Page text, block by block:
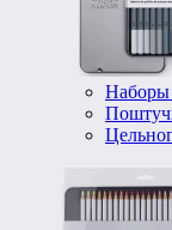
Наборы